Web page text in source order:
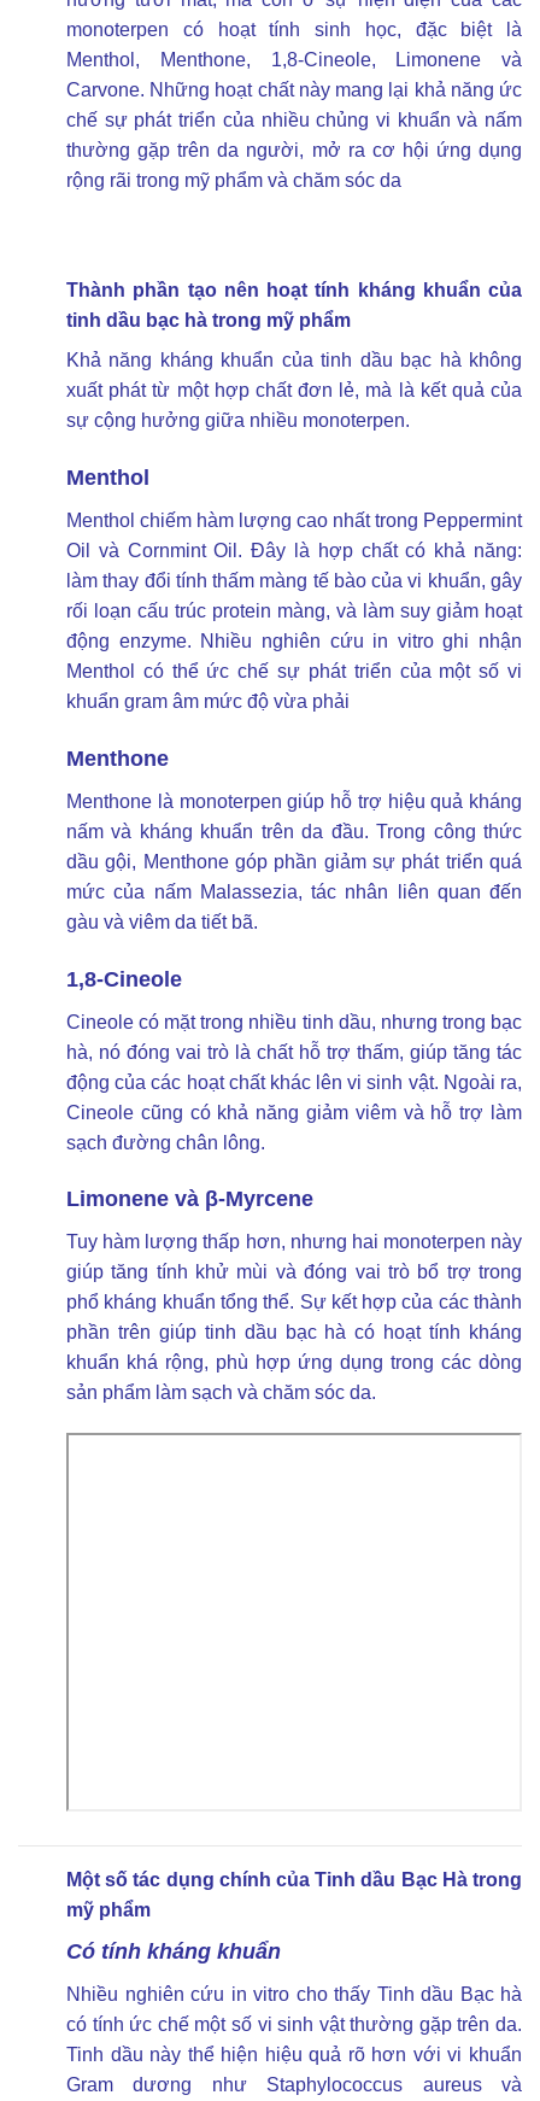
monoterpen có hoạt tính sinh học, đặc biệt là
Menthol, Menthone, 1,8-Cineole, Limonene và
Carvone. Những hoạt chất này mang lại khả năng ức
chế sự phát triển của nhiều chủng vi khuẩn và nấm
thường gặp trên da người, mở ra cơ hội ứng dụng
rộng rãi trong mỹ phẩm và chăm sóc da
Thành phần tạo nên hoạt tính kháng khuẩn của
tinh dầu bạc hà trong mỹ phẩm
Khả năng kháng khuẩn củatinh dầu bạc hà không
xuất phát từ một hợp chất đơn lẻ, mà là kết quả của
sự cộng hưởng giữa nhiều monoterpen.
Menthol
Menthol chiếm hàm lượng cao nhất trong Peppermint
Oil và Cornmint Oil. Đây là hợp chất có khả năng:
làm thay đổi tính thấm màng tế bào của vi khuẩn, gây
rối loạn cấu trúc protein màng, và làm suy giảm hoạt
động enzyme. Nhiều nghiên cứu in vitro ghi nhận
Menthol có thể ức chế sự phát triển của một số vi
khuẩn gram âm mức độ vừa phải
Menthone
Menthone là monoterpen giúp hỗ trợ hiệu quả kháng
nấm và kháng khuẩn trên da đầu. Trong công thức
dầu gội, Menthone góp phần giảm sự phát triển quá
mức của nấm Malassezia, tác nhân liên quan đến
gàu và viêm da tiết bã.
1,8-Cineole
Cineole có mặt trong nhiều tinh dầu, nhưng trong bạc
hà, nó đóng vai trò là chất hỗ trợ thấm, giúp tăng tác
động của các hoạt chất khác lên vi sinh vật. Ngoài ra,
Cineole cũng có khả năng giảm viêm và hỗ trợ làm
sạch đường chân lông.
Limonene và β-Myrcene
Tuy hàm lượng thấp hơn, nhưng hai monoterpen này
giúp tăng tính khử mùi và đóng vai trò bổ trợ trong
phổ kháng khuẩn tổng thể. Sự kết hợp của các thành
phần trên giúp tinh dầu bạc hà có hoạt tính kháng
khuẩn khá rộng, phù hợp ứng dụng trong các dòng
sản phẩm làm sạch và chăm sóc da.
Một số tác dụng chính của Tinh dầu Bạc Hà trong
mỹ phẩm
Có tính kháng khuẩn
Nhiều nghiên cứu in vitro cho thấy Tinh dầu Bạc hà
có tính ức chế một số vi sinh vật thường gặp trên da.
Tinh dầu này thể hiện hiệu quả rõ hơn với vi khuẩn
Gram dương như Staphylococcus aureus và